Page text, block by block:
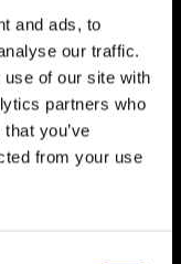
and ads, to
our traffic.
of our site with
partners who
you’ve
from your use